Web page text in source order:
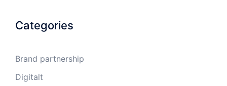
Categories
Brand partnership
Digitalt